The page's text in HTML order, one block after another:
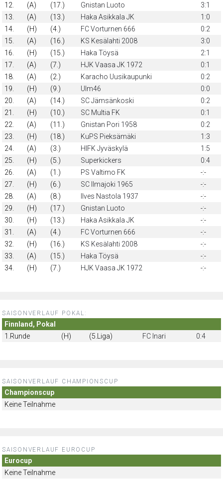
12.
(A) (17.) Gnistan Luoto
3:1
13.
(A) (13.) Haka Asikkala JK
1:0
14.
(H) (4.) FC Vorturnen 666
0:2
15.
(A) (16.) KS Kesälahti 2008
3:0
16.
(H) (15.) Haka Töysä
2:1
17.
(A) (7.) HJK Vaasa JK 1972
0:1
18.
(A) (2.) Karacho Uusikaupunki
0:2
19.
(H) (9.) Ulm46
0:0
20.
(A) (14.) SC Jämsänkoski
0:2
21.
(H) (10.) SC Multia FK
0:1
22.
(A) (11.) Gnistan Pori 1958
0:2
23.
(H) (18.) KuPS Pieksämäki
1:3
24.
(A) (3.) HIFK Jyväskylä
1:5
25.
(H) (5.) Superkickers
0:4
26.
(A) (1.) PS Valtimo FK
-:-
27.
(H) (6.) SC Ilmajoki 1965
-:-
28.
(A) (8.) Ilves Nastola 1937
-:-
29.
(H) (17.) Gnistan Luoto
-:-
30.
(H) (13.) Haka Asikkala JK
-:-
31.
(A) (4.) FC Vorturnen 666
-:-
32.
(H) (16.) KS Kesälahti 2008
-:-
33.
(A) (15.) Haka Töysä
-:-
34.
(H) (7.) HJK Vaasa JK 1972 -:-
SAISONVERLAUF POKAL:
Finnland, Pokal
1.Runde
(H) (5.Liga) FC Inari 0:4
SAISONVERLAUF CHAMPIONSCUP
Championscup
Keine Teilnahme
SAISONVERLAUF EUROCUP
Eurocup
Keine Teilnahme